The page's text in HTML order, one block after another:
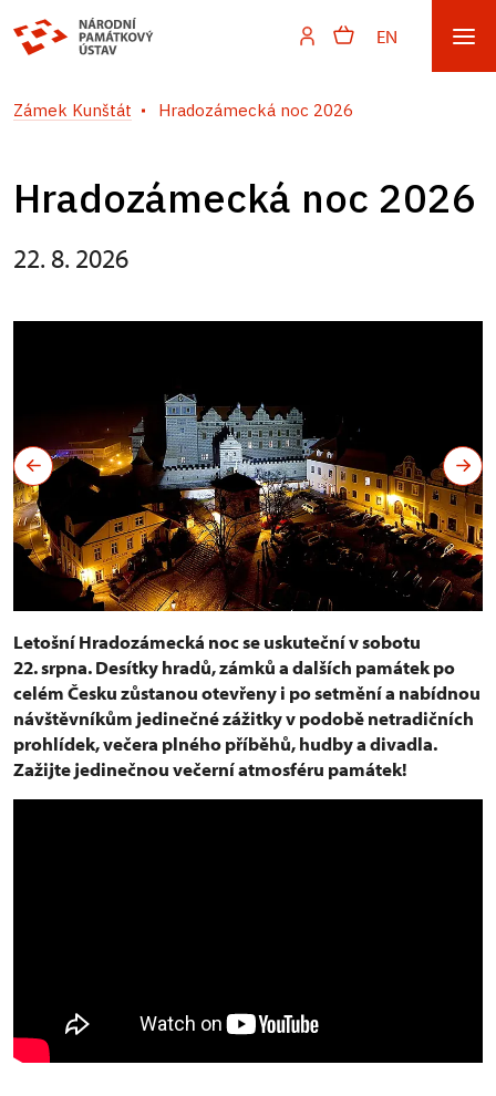
EN
Zámek Kunštát Hradozámecká noc 2026
Hradozámecká noc 2026
22. 8. 2026
Letošní Hradozámecká noc se uskuteční v sobotu
22. srpna. Desítky hradů, zámků a dalších památek po
celém Česku zůstanou otevřeny i po setmění a nabídnou
návštěvníkům jedinečné zážitky v podobě netradičních
prohlídek, večera plného příběhů, hudby a divadla.
Zažijte jedinečnou večerní atmosféru památek!